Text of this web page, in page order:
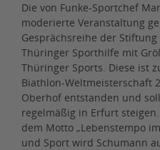
Die von Funke-Sportchef
moderierte Veranstaltung
Gesprächsreihe der Stiftung
Thüringer Sporthilfe mit
Thüringer Sports. Diese ist
Biathlon-Weltmeisterschaft
Oberhof entstanden und
regelmäßig in Erfurt
dem Motto „Lebenstempo
und Sport wird Schumann